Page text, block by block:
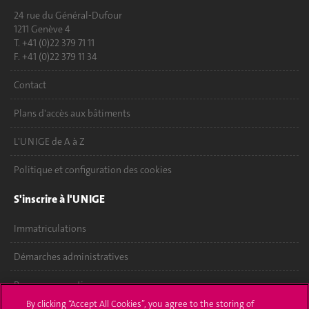
24 rue du Général-Dufour
1211 Genève 4
T. +41 (0)22 379 71 11
F. +41 (0)22 379 11 34
Contact
Plans d'accès aux bâtiments
L'UNIGE de A à Z
Politique et configuration des cookies
S'inscrire à l'UNIGE
Immatriculations
Démarches administratives
Poser une question
By clicking “Accept All Cookies”, you agree to the storing of